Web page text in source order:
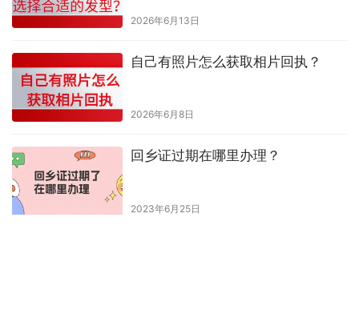
2026年6月13日
自己有照片怎么获取相片回执？
2026年6月8日
回乡证过期在哪里办理？
2023年6月25日